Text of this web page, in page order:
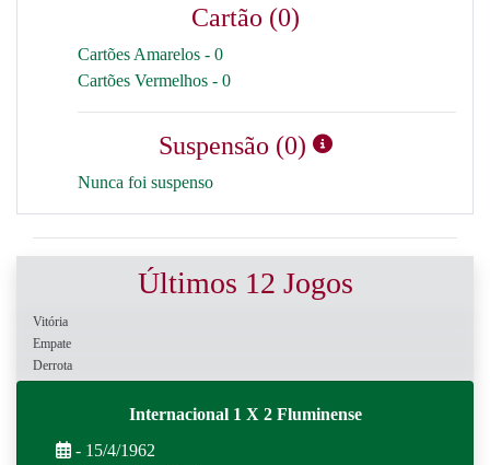
Cartão (0)
Cartões Amarelos - 0
Cartões Vermelhos - 0
Suspensão (0)
Nunca foi suspenso
Últimos 12 Jogos
Vitória
Empate
Derrota
Internacional 1 X 2 Fluminense
- 15/4/1962